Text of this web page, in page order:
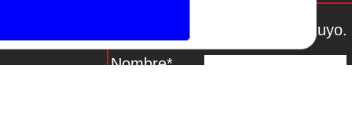
De Telegram
Si te gusta lo que ves, hazlo tuyo.
Nombre*